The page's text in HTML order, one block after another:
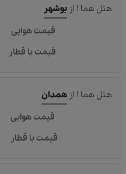
هتل هما ۱ از بوشهر
قیمت هوایی
قیمت با قطار
هتل هما ۱ از همدان
قیمت هوایی
قیمت با قطار